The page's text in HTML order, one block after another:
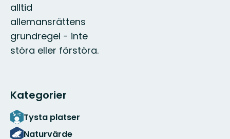
alltid
allemansrättens
grundregel - inte
störa eller förstöra.
Kategorier
Tysta platser
Naturvärde